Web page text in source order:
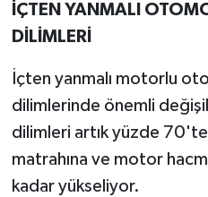
İÇTEN YANMALI
DİLİMLERİ
İçten yanmalı motorlu
dilimlerinde önemli
dilimleri artık yüzde
matrahına ve motor
kadar yükseliyor.